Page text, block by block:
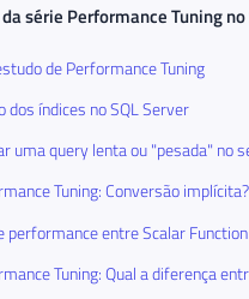
série Performance Tuning no
de Performance Tuning
índices no SQL Server
uma query lenta ou "pesada" no
Tuning: Conversão
performance entre Scalar
Tuning: Qual a diferença